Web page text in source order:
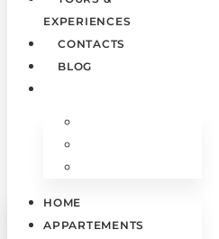
EXPERIENCES
CONTACTS
BLOG
HOME
APPARTEMENTS